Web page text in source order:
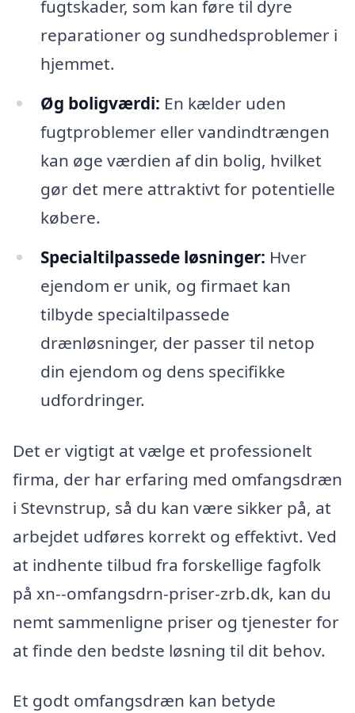
fugtskader, som kan føre til dyre
reparationer og sundhedsproblemer i
hjemmet.
Øg boligværdi: En kælder uden
fugtproblemer eller vandindtrængen
kan øge værdien af din bolig, hvilket
gør det mere attraktivt for potentielle
købere.
Specialtilpassede løsninger: Hver
ejendom er unik, og firmaet kan
tilbyde specialtilpassede
drænløsninger, der passer til netop
din ejendom og dens specifikke
udfordringer.
Det er vigtigt at vælge et professionelt
firma, der har erfaring med omfangsdræn
i Stevnstrup, så du kan være sikker på, at
arbejdet udføres korrekt og effektivt. Ved
at indhente tilbud fra forskellige fagfolk
på xn--omfangsdrn-priser-zrb.dk, kan du
nemt sammenligne priser og tjenester for
at finde den bedste løsning til dit behov.
Et godt omfangsdræn kan betyde